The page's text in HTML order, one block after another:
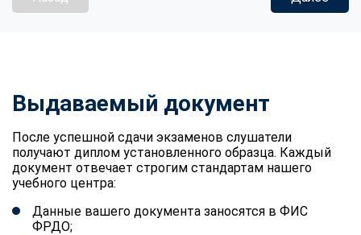
Выдаваемый документ
После успешной сдачи экзаменов слушатели
получают диплом установленного образца. Каждый
документ отвечает строгим стандартам нашего
учебного центра:
Данные вашего документа заносятся в ФИС
ФРДО;